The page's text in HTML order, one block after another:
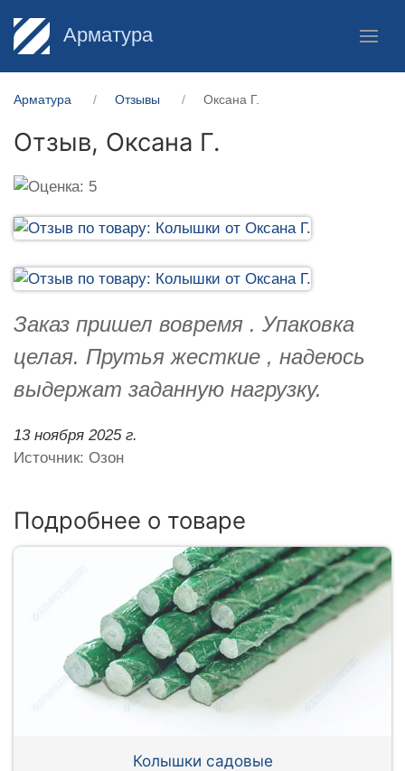
Арматура
Арматура Отзывы Оксана Г.
Отзыв, Оксана Г.
Заказ пришел вовремя . Упаковка
целая. Прутья жесткие , надеюсь
выдержат заданную нагрузку.
13 ноября 2025 г.
Источник: Озон
Подробнее о товаре
Колышки садовые